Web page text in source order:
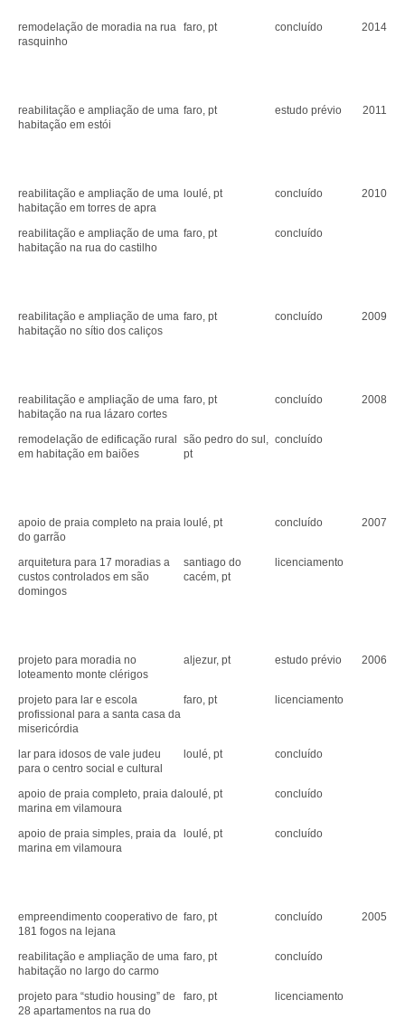
remodelação de moradia na rua
rasquinho
faro, pt concluído 2014
reabilitação e ampliação de uma
habitação em estói
faro, pt estudo prévio 2011
reabilitação e ampliação de uma
habitação em torres de apra
loulé, pt concluído 2010
reabilitação e ampliação de uma
habitação na rua do castilho
faro, pt concluído
reabilitação e ampliação de uma
habitação no sítio dos caliços
faro, pt concluído 2009
reabilitação e ampliação de uma
habitação na rua lázaro cortes
faro, pt concluído 2008
remodelação de edificação rural
em habitação em baiões
são pedro do sul,
pt
concluído
apoio de praia completo na praia
do garrão
loulé, pt concluído 2007
arquitetura para 17 moradias a
custos controlados em são
domingos
santiago do
cacém, pt
licenciamento
projeto para moradia no
loteamento monte clérigos
aljezur, pt estudo prévio 2006
projeto para lar e escola
profissional para a santa casa da
misericórdia
faro, pt licenciamento
lar para idosos de vale judeu
para o centro social e cultural
loulé, pt concluído
apoio de praia completo, praia da
marina em vilamoura
loulé, pt concluído
apoio de praia simples, praia da
marina em vilamoura
loulé, pt concluído
empreendimento cooperativo de
181 fogos na lejana
faro, pt concluído 2005
reabilitação e ampliação de uma
habitação no largo do carmo
faro, pt concluído
projeto para “studio housing” de
28 apartamentos na rua do
faro, pt licenciamento